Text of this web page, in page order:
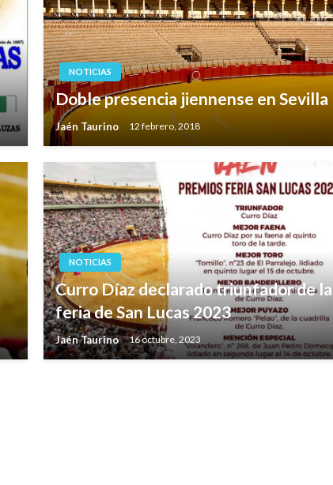
NOTICIAS
Doble presencia jiennense en Sevilla
Jaén Taurino 12 febrero, 2018
NOTICIAS
Curro Díaz declarado triunfador de la
feria de San Lucas 2023
Jaén Taurino 16 octubre, 2023